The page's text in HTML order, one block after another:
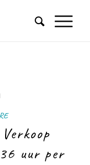
uur per